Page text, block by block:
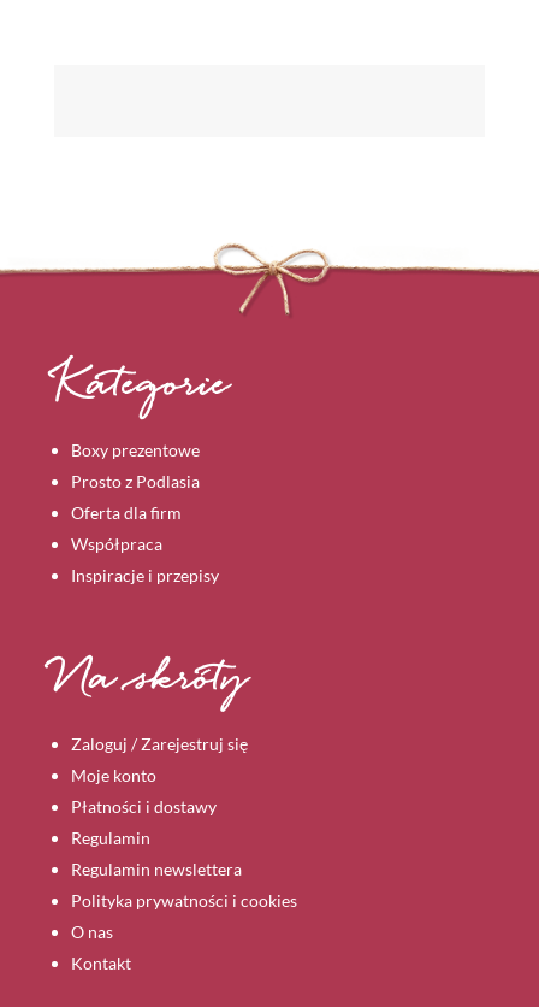
Kategorie
Boxy prezentowe
Prosto z Podlasia
Oferta dla firm
Współpraca
Inspiracje i przepisy
Na skróty
Zaloguj / Zarejestruj się
Moje konto
Płatności i dostawy
Regulamin
Regulamin newslettera
Polityka prywatności i cookies
O nas
Kontakt